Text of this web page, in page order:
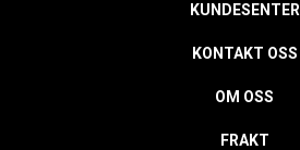
KUNDESENTER
KONTAKT OSS
OM OSS
FRAKT